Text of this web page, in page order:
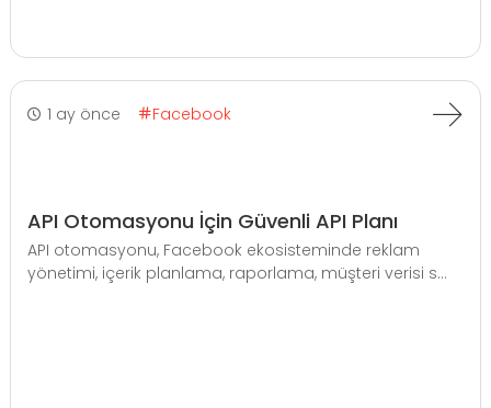
1 ay önce Facebook
API Otomasyonu İçin Güvenli API Planı
API otomasyonu, Facebook ekosisteminde reklam
yönetimi, içerik planlama, raporlama, müşteri verisi s...